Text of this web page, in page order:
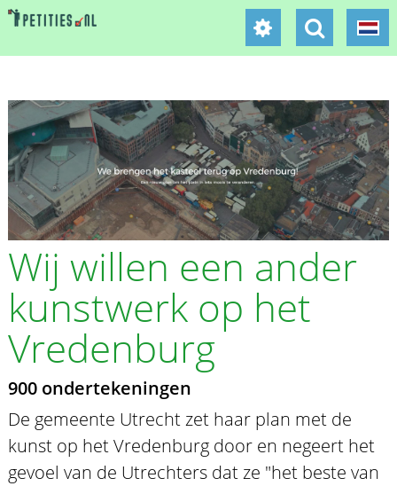
Wij willen een ander
kunstwerk op het
Vredenburg
900 ondertekeningen
De gemeente Utrecht zet haar plan met de
kunst op het Vredenburg door en negeert het
gevoel van de Utrechters dat ze "het beste van